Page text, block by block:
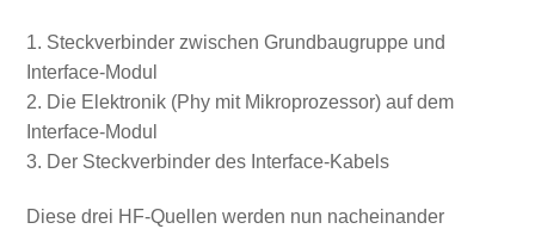
Steckverbinder zwischen Grundbaugruppe und
Interface-Modul
Die Elektronik (Phy mit Mikroprozessor) auf dem
Interface-Modul
Der Steckverbinder des Interface-Kabels
Diese drei HF-Quellen werden nun nacheinander